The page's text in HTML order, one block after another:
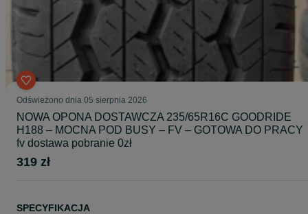
Odświeżono dnia 05 sierpnia 2026
NOWA OPONA DOSTAWCZA 235/65R16C GOODRIDE
H188 – MOCNA POD BUSY – FV – GOTOWA DO PRACY
fv dostawa pobranie 0zł
319 zł
SPECYFIKACJA